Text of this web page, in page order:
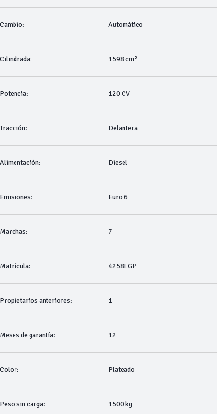
Cambio: Automático
Cilindrada: 1598 cm³
Potencia: 120 CV
Tracción: Delantera
Alimentación: Diesel
Emisiones: Euro 6
Marchas: 7
Matrícula: 4258LGP
Propietarios anteriores: 1
Meses de garantía: 12
Color: Plateado
Peso sin carga: 1500 kg